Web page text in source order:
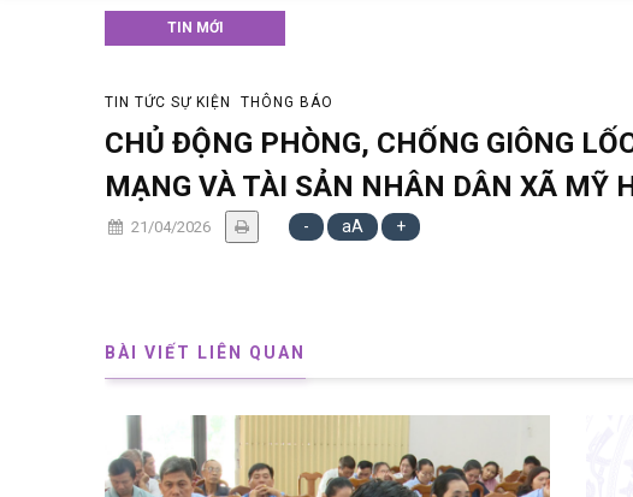
TIN MỚI Thông báo lịch tiếp công dân của Chủ
TIN TỨC SỰ KIỆN THÔNG BÁO
CHỦ ĐỘNG PHÒNG, CHỐNG GIÔNG
MẠNG VÀ TÀI SẢN NHÂN DÂN XÃ MỸ
21/04/2026 - aA +
BÀI VIẾT LIÊN QUAN